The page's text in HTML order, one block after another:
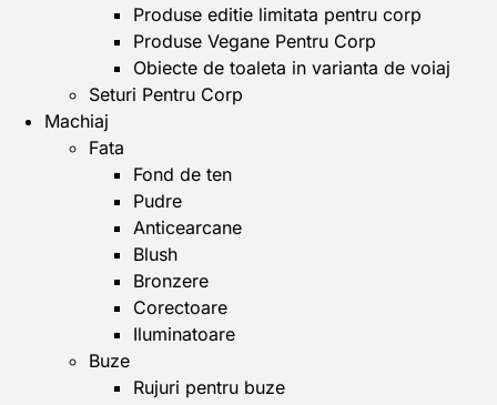
Produse editie limitata pentru corp
Produse Vegane Pentru Corp
Obiecte de toaleta in varianta de voiaj
Seturi Pentru Corp
Machiaj
Fata
Fond de ten
Pudre
Anticearcane
Blush
Bronzere
Corectoare
Iluminatoare
Buze
Rujuri pentru buze